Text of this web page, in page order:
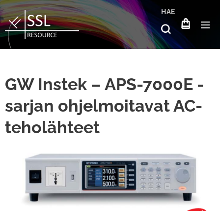
HAE
GW Instek – APS-7000E -
sarjan ohjelmoitavat AC-
teholähteet